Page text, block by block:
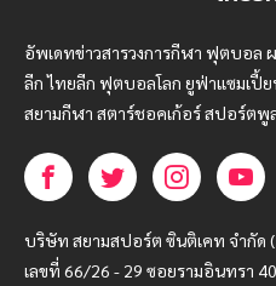
อัพเดทข่าวสารวงการกีฬา ฟุตบอล
ลีก ไทยลีก ฟุตบอลโลก ยูฟ่าแซมเปี้
สยามกีฬา สตาร์ชอคเก้อร์ สปอร์ตพู
บริษัท สยามสปอร์ต ซินติเคท จำกัด
เลขที่ 66/26 - 29 ซอยรามอินทรา 40